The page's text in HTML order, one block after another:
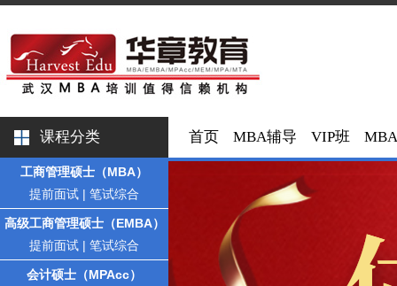
课程分类
工商管理硕士（MBA）
提前面试 | 笔试综合
高级工商管理硕士（EMBA）
提前面试 | 笔试综合
会计硕士（MPAcc）
首页 MBA辅导 VIP班